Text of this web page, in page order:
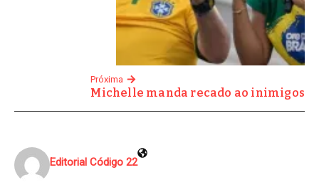
Próxima
Michelle manda recado ao inimigos
Editorial Código 22